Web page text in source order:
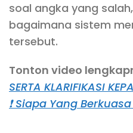
soal angka yang
bagaimana sistem
tersebut.
Tonton video
SERTA KLARIFIKASI
❗ Siapa Yang